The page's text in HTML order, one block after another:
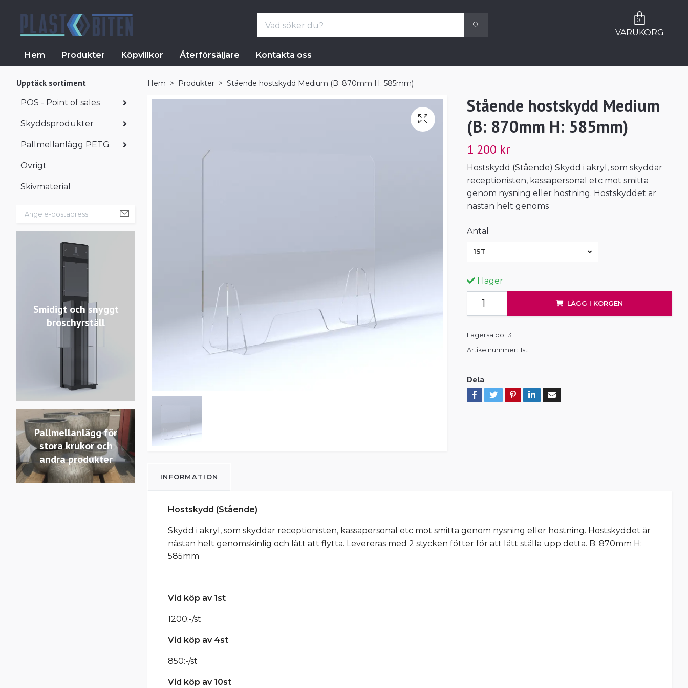
0
VARUKORG
Hem Produkter Köpvillkor Återförsäljare Kontakta oss
Upptäck sortiment
POS - Point of sales
Skyddsprodukter
Pallmellanlägg PETG
Övrigt
Skivmaterial
Smidigt och snyggt
broschyrställ
Pallmellanlägg för
stora krukor och
andra produkter
Hem Produkter Stående hostskydd Medium (B: 870mm H: 585mm)
Stående hostskydd Medium
(B: 870mm H: 585mm)
1 200 kr
Hostskydd (Stående) Skydd i akryl, som skyddar
receptionisten, kassapersonal etc mot smitta
genom nysning eller hostning. Hostskyddet är
nästan helt genoms
Antal
1ST
I lager
LÄGG I KORGEN
Lagersaldo: 3
Artikelnummer: 1st
Dela
INFORMATION
Hostskydd (Stående)
Skydd i akryl, som skyddar receptionisten, kassapersonal etc mot smitta genom nysning eller hostning. Hostskyddet är
nästan helt genomskinlig och lätt att flytta. Levereras med 2 stycken fötter för att lätt ställa upp detta. B: 870mm H:
585mm
Vid köp av 1st
1200:-/st
Vid köp av 4st
850:-/st
Vid köp av 10st